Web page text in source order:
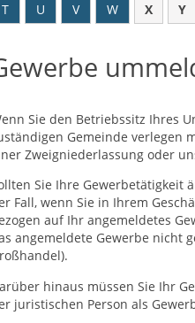
T
U V W X Y
Sie den Betriebssitz Ihres
Gemeinde verlegen
Zweigniederlassung oder
Sie Ihre Gewerbetätigkeit
Fall, wenn Sie in Ihrem
auf Ihr angemeldetes
angemeldete Gewerbe nicht
hinaus müssen Sie Ihr
juristischen Person als